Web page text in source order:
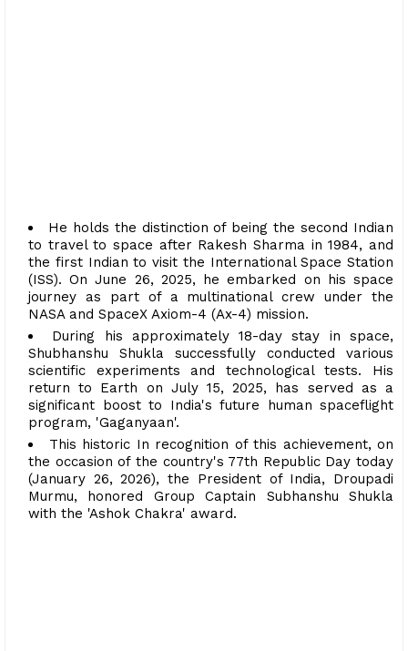
He holds the distinction of being the second Indian
to travel to space after Rakesh Sharma in 1984, and
the first Indian to visit the International Space Station
(ISS). On June 26, 2025, he embarked on his space
journey as part of a multinational crew under the
NASA and SpaceX Axiom-4 (Ax-4) mission.
During his approximately 18-day stay in space,
Shubhanshu Shukla successfully conducted various
scientific experiments and technological tests. His
return to Earth on July 15, 2025, has served as a
significant boost to India's future human spaceflight
program, 'Gaganyaan'.
This historic In recognition of this achievement, on
the occasion of the country's 77th Republic Day today
(January 26, 2026), the President of India, Droupadi
Murmu, honored Group Captain Subhanshu Shukla
with the 'Ashok Chakra' award.